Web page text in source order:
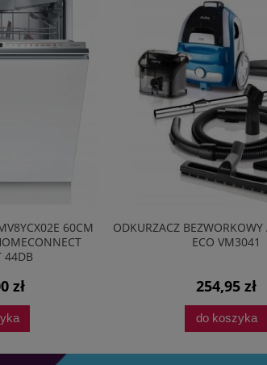
60CM
44DB
zł
ODKURZACZ
ECO VM3041
254,95 zł
do koszyka